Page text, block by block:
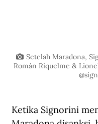
Setelah Maradona,
Román Riquelme &
Ketika Signorini